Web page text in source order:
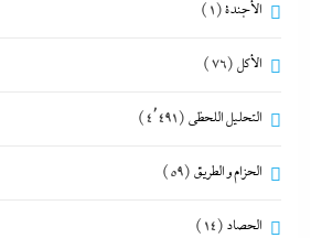
الأجندة(1)
الأكل (76)
التحليل اللحظي (4٬491)
الحزام و الطريق (59)
الحصاد (14)